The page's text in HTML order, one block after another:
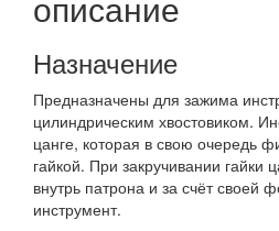
Назначение
Предназначены для зажима
цилиндрическим хвостовиком.
цанге, которая в свою очередь
гайкой. При закручивании гайки
внутрь патрона и за счёт своей
инструмент.